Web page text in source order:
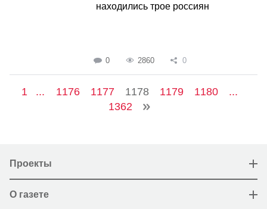
находились трое россиян
0 2860 0
1 ... 1176 1177 1178 1179 1180
...
1362
Проекты
О газете